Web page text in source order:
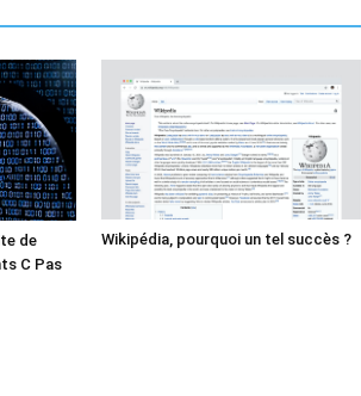
de
C Pas
Wikipédia, pourquoi un tel succès ?